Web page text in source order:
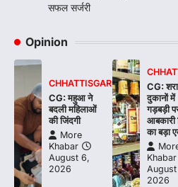
सफल सर्जरी
Opinion
CHHATTISGARH
CG: महुआ ने
बदली महिलाओं
की जिंदगी
More
Khabar
August 6,
2026
CG:
दुकानों में
गड़बड़ी
आबकारी
का बड़ा
Khabar
2026